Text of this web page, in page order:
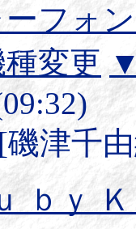
ーフォ
変更
津千
ｂｙ